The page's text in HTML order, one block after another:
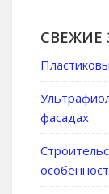
СВЕЖИЕ
фасадах